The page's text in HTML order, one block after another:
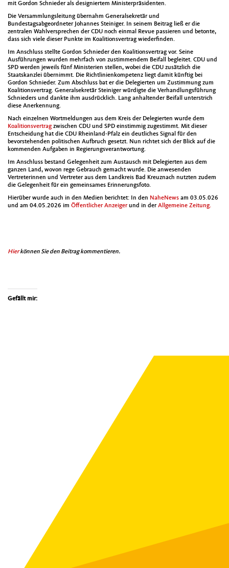
mit Gor­don Schnieder als desig­niertem Min­is­ter­präsi­den­ten.
Die Ver­samm­lungsleitung über­nahm Gen­er­alsekretär und
Bun­destagsab­ge­ord­neter Johannes Steiniger. In seinem Beitrag ließ er die
zen­tralen Wahlver­sprechen der CDU noch ein­mal Revue passieren und betonte,
dass sich viele dieser Punk­te im Koali­tionsver­trag wiederfind­en.
Im Anschluss stellte Gor­don Schnieder den Koali­tionsver­trag vor. Seine
Aus­führun­gen wur­den mehrfach von zus­tim­men­dem Beifall begleit­et. CDU und
SPD wer­den jew­eils fünf Min­is­te­rien stellen, wobei die CDU zusät­zlich die
Staatskan­zlei übern­immt. Die Richtlin­ienkom­pe­tenz liegt damit kün­ftig bei
Gor­don Schnieder. Zum Abschluss bat er die Delegierten um Zus­tim­mung zum
Koali­tionsver­trag. Gen­er­alsekretär Steiniger würdigte die Ver­hand­lungs­führung
Schnieders und dank­te ihm aus­drück­lich. Lang anhal­tender Beifall unter­strich
diese Anerken­nung.
Nach einzel­nen Wort­mel­dun­gen aus dem Kreis der Delegierten wurde dem
Koali­tionsver­trag zwis­chen CDU und SPD ein­stim­mig zuges­timmt. Mit dieser
Entschei­dung hat die CDU Rhein­land-Pfalz ein deut­lich­es Sig­nal für den
bevorste­hen­den poli­tis­chen Auf­bruch geset­zt. Nun richtet sich der Blick auf die
kom­menden Auf­gaben in Regierungsver­ant­wor­tung.
Im Anschluss bestand Gele­gen­heit zum Aus­tausch mit Delegierten aus dem
ganzen Land, wovon rege Gebrauch gemacht wurde. Die anwe­senden
Vertreterin­nen und Vertreter aus dem Land­kreis Bad Kreuz­nach nutzten zudem
die Gele­gen­heit für ein gemein­sames Erin­nerungs­fo­to.
Hierüber wurde auch in den Medi­en berichtet: In den Nahe­News am 03.05.026
und am 04.05.2026 im Öffentlich­er Anzeigerund in derAll­ge­meine Zeitung.
Hierkön­nen Sie den Beitrag kom­men­tieren.
Gefällt mir: